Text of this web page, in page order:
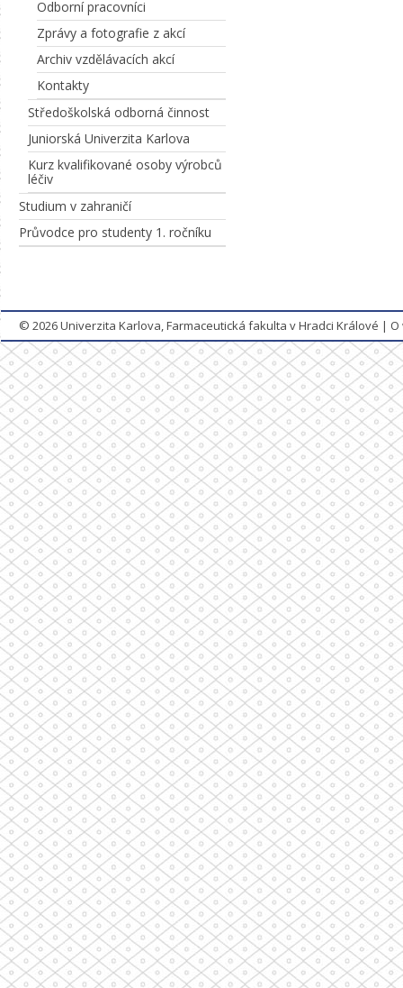
Odborní pracovníci
Zprávy a fotografie z akcí
Archiv vzdělávacích akcí
Kontakty
Středoškolská odborná činnost
Juniorská Univerzita Karlova
Kurz kvalifikované osoby výrobců
léčiv
Studium v zahraničí
Průvodce pro studenty 1. ročníku
© 2026Univerzita Karlova, Farmaceutická fakulta v Hradci Králové |